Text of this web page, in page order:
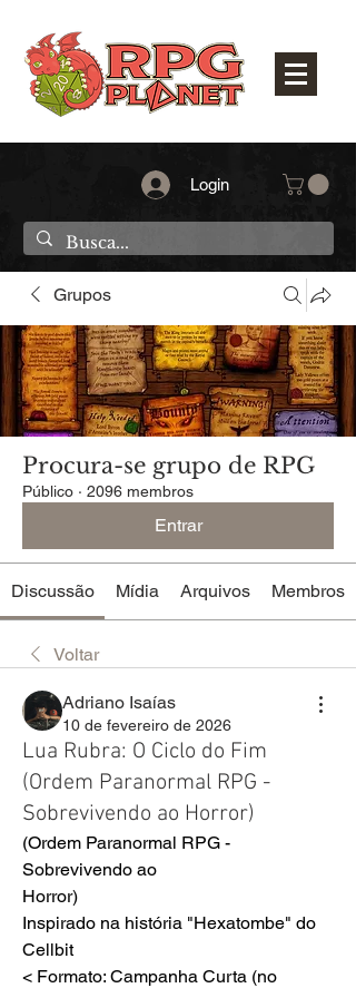
Login
Grupos
Procura-se grupo de RPG
Público · 2096 membros
Entrar
Discussão Mídia Arquivos Membros
Voltar
Adriano Isaías
10 de fevereiro de 2026
Lua Rubra: O Ciclo do Fim
(Ordem Paranormal RPG -
Sobrevivendo ao Horror)
(Ordem Paranormal RPG -
Sobrevivendo ao
Horror)
Inspirado na história "Hexatombe" do
Cellbit
< Formato: Campanha Curta (no